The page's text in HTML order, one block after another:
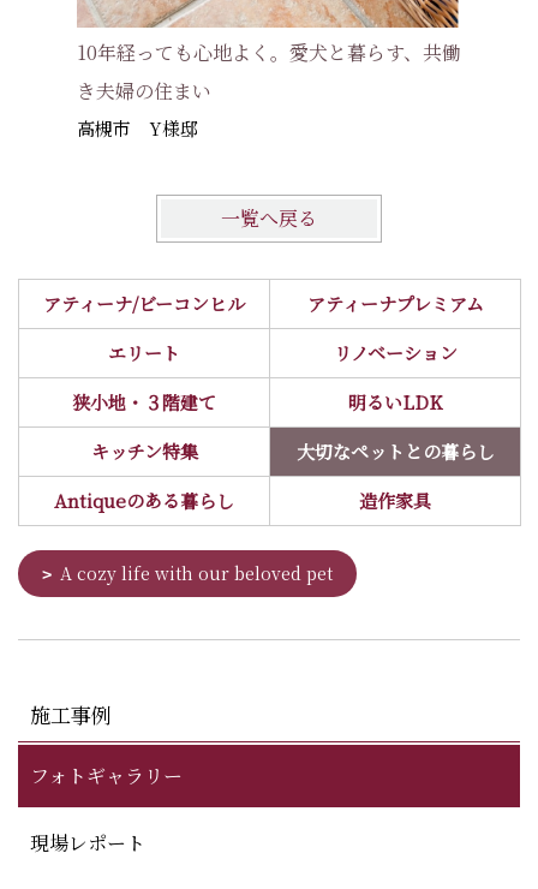
10年経っても心地よく。愛犬と暮らす、共働
き夫婦の住まい
高槻市 Y様邸
一覧へ戻る
アティーナ/ビーコンヒル
アティーナプレミアム
エリート
リノベーション
狭小地・３階建て
明るいLDK
キッチン特集
大切なペットとの暮らし
Antiqueのある暮らし
造作家具
A cozy life with our beloved pet
施工事例
フォトギャラリー
現場レポート